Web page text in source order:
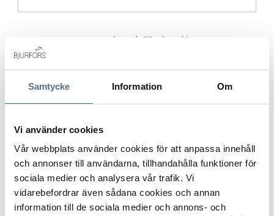
Samtycke Information Om
Vi använder cookies
Vår webbplats använder cookies för att anpassa innehåll
och annonser till användarna, tillhandahålla funktioner för
sociala medier och analysera vår trafik. Vi
vidarebefordrar även sådana cookies och annan
information till de sociala medier och annons- och
Gatuadress (Välj adress) *
Postort*
Postnummer*